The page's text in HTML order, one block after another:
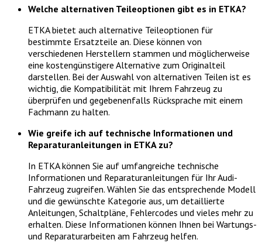
Welche alternativen Teileoptionen gibt es in ETKA?
ETKA bietet auch alternative Teileoptionen für
bestimmte Ersatzteile an. Diese können von
verschiedenen Herstellern stammen und möglicherweise
eine kostengünstigere Alternative zum Originalteil
darstellen. Bei der Auswahl von alternativen Teilen ist es
wichtig, die Kompatibilität mit Ihrem Fahrzeug zu
überprüfen und gegebenenfalls Rücksprache mit einem
Fachmann zu halten.
Wie greife ich auf technische Informationen und
Reparaturanleitungen in ETKA zu?
In ETKA können Sie auf umfangreiche technische
Informationen und Reparaturanleitungen für Ihr Audi-
Fahrzeug zugreifen. Wählen Sie das entsprechende Modell
und die gewünschte Kategorie aus, um detaillierte
Anleitungen, Schaltpläne, Fehlercodes und vieles mehr zu
erhalten. Diese Informationen können Ihnen bei Wartungs-
und Reparaturarbeiten am Fahrzeug helfen.